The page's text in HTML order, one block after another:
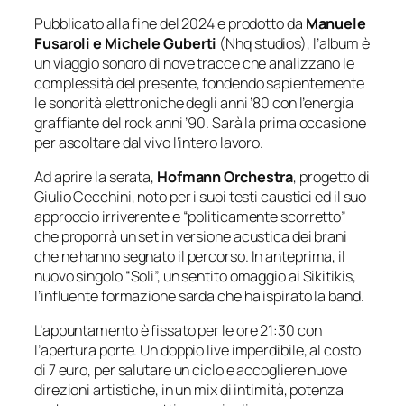
Pubblicato alla fine del 2024 e prodotto da Manuele
Fusaroli e Michele Guberti (Nhq studios), l’album è
un viaggio sonoro di nove tracce che analizzano le
complessità del presente, fondendo sapientemente
le sonorità elettroniche degli anni ’80 con l’energia
graffiante del rock anni ’90. Sarà la prima occasione
per ascoltare dal vivo l’intero lavoro.
Ad aprire la serata, Hofmann Orchestra, progetto di
Giulio Cecchini, noto per i suoi testi caustici ed il suo
approccio irriverente e “politicamente scorretto”
che proporrà un set in versione acustica dei brani
che ne hanno segnato il percorso. In anteprima, il
nuovo singolo “Soli”, un sentito omaggio ai Sikitikis,
l’influente formazione sarda che ha ispirato la band.
L’appuntamento è fissato per le ore 21:30 con
l’apertura porte. Un doppio live imperdibile, al costo
di 7 euro, per salutare un ciclo e accogliere nuove
direzioni artistiche, in un mix di intimità, potenza